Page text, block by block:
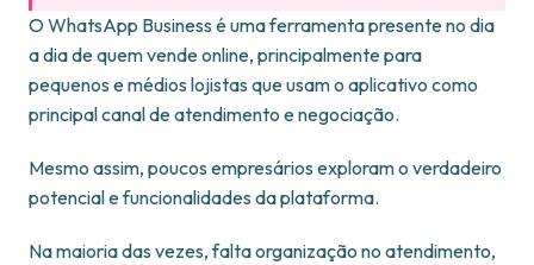
O WhatsApp Business é uma ferramenta presente no dia
a dia de quem vende online, principalmente para
pequenos e médios lojistas que usam o aplicativo como
principal canal de atendimento e negociação.
Mesmo assim, poucos empresários exploram o verdadeiro
potencial e funcionalidades da plataforma.
Na maioria das vezes, falta organização no atendimento,